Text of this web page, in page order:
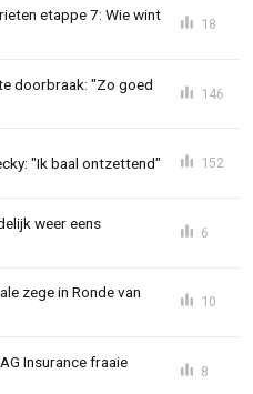
etappe 7: Wie wint
18
doorbraak: "Zo goed
146
"Ik baal ontzettend" 152
weer eens
6
zege in Ronde van
10
Insurance fraaie
8